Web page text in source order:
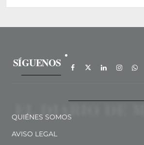
SÍGUENOS
QUIÉNES SOMOS
AVISO LEGAL